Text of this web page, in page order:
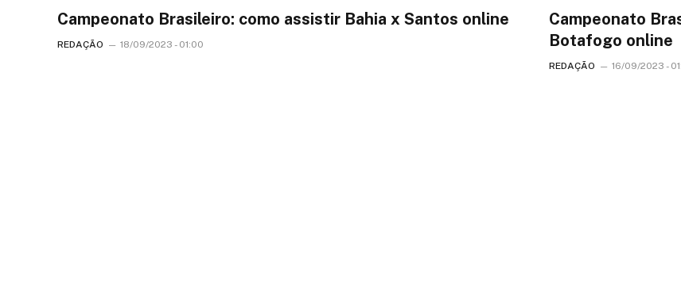
Campeonato Brasileiro: como assistir Bahia x Santos online
REDAÇÃO 18/09/2023 - 01:00
Campeonato
Botafogo online
REDAÇÃO 16/09/2023 -